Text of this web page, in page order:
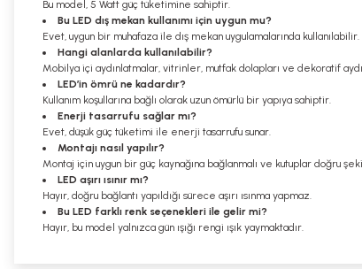
Bu model, 5 Watt güç tüketimine sahiptir.
Bu LED dış mekan kullanımı için uygun mu?
Evet, uygun bir muhafaza ile dış mekan uygulamalarında kullanılabilir.
Hangi alanlarda kullanılabilir?
Mobilya içi aydınlatmalar, vitrinler, mutfak dolapları ve dekoratif
LED’in ömrü ne kadardır?
Kullanım koşullarına bağlı olarak uzun ömürlü bir yapıya sahiptir.
Enerji tasarrufu sağlar mı?
Evet, düşük güç tüketimi ile enerji tasarrufu sunar.
Montajı nasıl yapılır?
Montaj için uygun bir güç kaynağına bağlanmalı ve kutuplar doğru
LED aşırı ısınır mı?
Hayır, doğru bağlantı yapıldığı sürece aşırı ısınma yapmaz.
Bu LED farklı renk seçenekleri ile gelir mi?
Hayır, bu model yalnızca gün ışığı rengi ışık yaymaktadır.